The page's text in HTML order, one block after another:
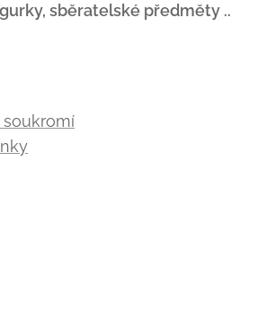
sběratelské předměty ..
soukromí